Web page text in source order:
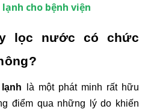
cho bệnh viện
lọc nước có chức
là một phát minh rất hữu
điểm qua những lý do khiến